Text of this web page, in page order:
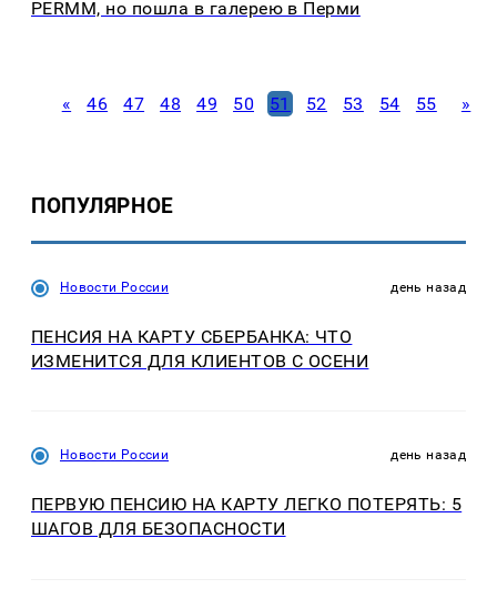
PERMM, но пошла в галерею в Перми
« 46 47 48 49 50 51 52 53 54 55 »
ПОПУЛЯРНОЕ
Новости России день назад
ПЕНСИЯ НА КАРТУ СБЕРБАНКА: ЧТО
ИЗМЕНИТСЯ ДЛЯ КЛИЕНТОВ С ОСЕНИ
Новости России день назад
ПЕРВУЮ ПЕНСИЮ НА КАРТУ ЛЕГКО ПОТЕРЯТЬ: 5
ШАГОВ ДЛЯ БЕЗОПАСНОСТИ